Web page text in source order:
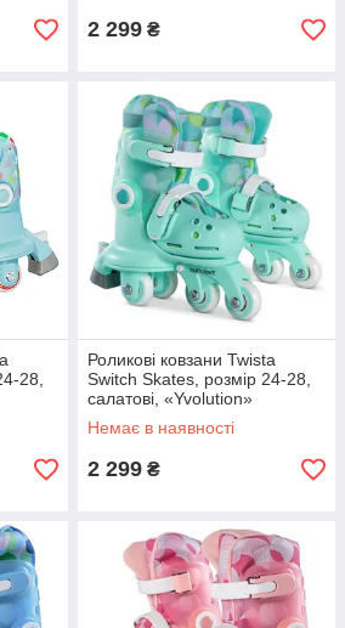
2 299 ₴
28,
Роликові ковзани Twista
Switch Skates, розмір 24-28,
салатові, «Yvolution»
(YR25G4)
Немає в наявності
2 299 ₴